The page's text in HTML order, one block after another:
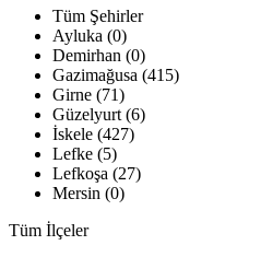
Tüm Şehirler
Ayluka (0)
Demirhan (0)
Gazimağusa (415)
Girne (71)
Güzelyurt (6)
İskele (427)
Lefke (5)
Lefkoşa (27)
Mersin (0)
Tüm İlçeler